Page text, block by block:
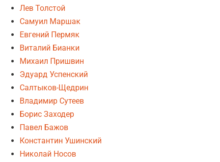
Лев Толстой
Самуил Маршак
Евгений Пермяк
Виталий Бианки
Михаил Пришвин
Эдуард Успенский
Салтыков-Щедрин
Владимир Сутеев
Борис Заходер
Павел Бажов
Константин Ушинский
Николай Носов